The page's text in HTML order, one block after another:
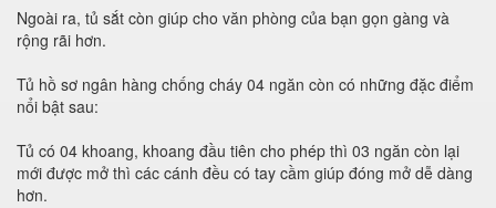
Ngoài ra, tủ sắt còn giúp cho văn phòng của bạn gọn gàng và
rộng rãi hơn.
Tủ hồ sơ ngân hàng chống cháy 04 ngăn còn có những đặc điểm
nổi bật sau:
Tủ có 04 khoang, khoang đầu tiên cho phép thì 03 ngăn còn lại
mới được mở thì các cánh đều có tay cầm giúp đóng mở dễ dàng
hơn.